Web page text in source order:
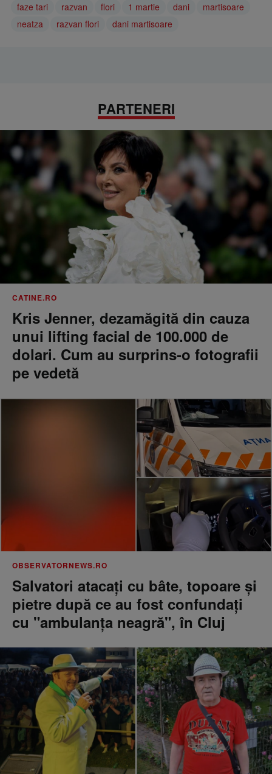
faze tari
razvan flori 1 martie dani
martisoare
neatza
razvan flori dani martisoare
PARTENERI
CATINE.RO
Kris Jenner, dezamăgită din cauza
unui lifting facial de 100.000 de
dolari. Cum au surprins-o fotografii
pe vedetă
OBSERVATORNEWS.RO
Salvatori atacaţi cu bâte, topoare şi
pietre după ce au fost confundaţi
cu "ambulanţa neagră", în Cluj